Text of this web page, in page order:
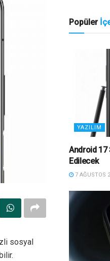
sosyal
Popüler
YAZILIM
Android 17
Edilecek
7 AĞUSTOS